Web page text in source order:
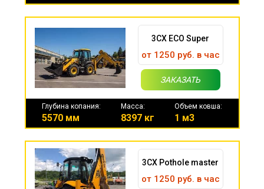
3CX ECO Super
от 1250 руб. в час
ЗАКАЗАТЬ
Глубина копания:
5570 мм
Масса:
8397 кг
Объем ковша:
1 м3
3CX Pothole master
от 1250 руб. в час